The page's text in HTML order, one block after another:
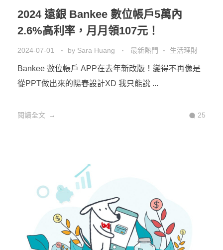
2024 遠銀 Bankee 數位帳戶5萬內
2.6%高利率，月月領107元！
2024-07-01 by Sara Huang 最新熱門 生活理財
Bankee 數位帳戶 APP在去年新改版！變得不再像是
從PPT做出來的陽春設計XD 我只能說 ...
閱讀全文 25